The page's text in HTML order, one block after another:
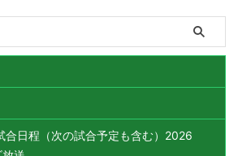
合日程（次の試合予定も含む）2026